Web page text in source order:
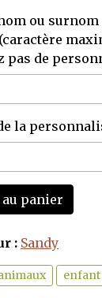
ou
pas de
la
panier
: Sandy
enfant